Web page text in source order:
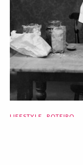
LIFESTYLE ROTEIRO